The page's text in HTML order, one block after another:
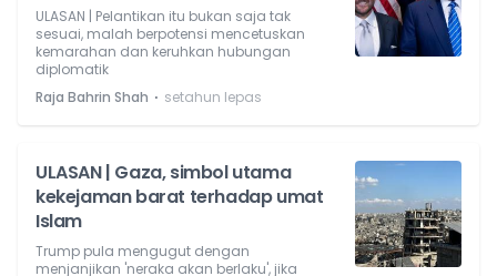
ULASAN | Pelantikan itu bukan saja tak
sesuai, malah berpotensi mencetuskan
kemarahan dan keruhkan hubungan
diplomatik
Raja Bahrin Shah ⋅ setahun lepas
ULASAN | Gaza, simbol utama
kekejaman barat terhadap umat
Islam
Trump pula mengugut dengan
menjanjikan 'neraka akan berlaku', jika